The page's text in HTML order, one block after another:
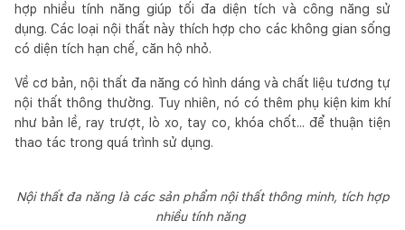
hợp nhiều tính năng giúp tối đa diện tích và công năng sử
dụng. Các loại nội thất này thích hợp cho các không gian sống
có diện tích hạn chế, căn hộ nhỏ.
Về cơ bản, nội thất đa năng có hình dáng và chất liệu tương tự
nội thất thông thường. Tuy nhiên, nó có thêm phụ kiện kim khí
như bản lề, ray trượt, lò xo, tay co, khóa chốt... để thuận tiện
thao tác trong quá trình sử dụng.
Nội thất đa năng là các sản phẩm nội thất thông minh, tích hợp
nhiều tính năng